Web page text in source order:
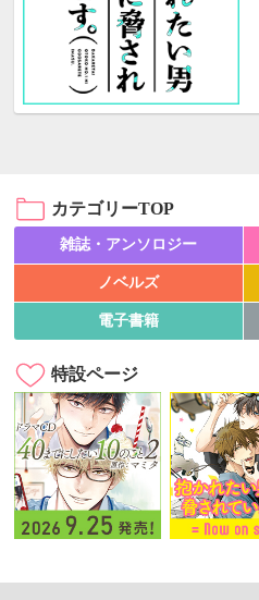
カテゴリーTOP
雑誌・アンソロジー
ノベルズ
電子書籍
特設ページ